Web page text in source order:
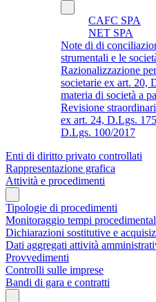
CAFC SPA
NET SPA
Note di di
strumentali e le
Razionalizzazione
societarie ex art. 20,
materia di società a
Revisione
ex art. 24, D.Lgs.
D.Lgs. 100/2017
Enti di diritto privato controllati
Rappresentazione grafica
Attività e procedimenti
Tipologie di procedimenti
Monitoraggio tempi
Dichiarazioni sostitutive e
Dati aggregati attività
Provvedimenti
Controlli sulle imprese
Bandi di gara e contratti